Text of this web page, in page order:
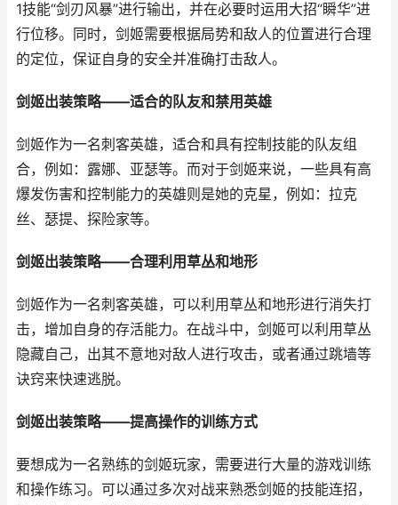
1技能“剑刃风暴”进行输出，并在必要时运用大招“瞬华”进
行位移。同时，剑姬需要根据局势和敌人的位置进行合理
的定位，保证自身的安全并准确打击敌人。
剑姬出装策略——适合的队友和禁用英雄
剑姬作为一名刺客英雄，适合和具有控制技能的队友组
合，例如：露娜、亚瑟等。而对于剑姬来说，一些具有高
爆发伤害和控制能力的英雄则是她的克星，例如：拉克
丝、瑟提、探险家等。
剑姬出装策略——合理利用草丛和地形
剑姬作为一名刺客英雄，可以利用草丛和地形进行消失打
击，增加自身的存活能力。在战斗中，剑姬可以利用草丛
隐藏自己，出其不意地对敌人进行攻击，或者通过跳墙等
诀窍来快速逃脱。
剑姬出装策略——提高操作的训练方式
要想成为一名熟练的剑姬玩家，需要进行大量的游戏训练
和操作练习。可以通过多次对战来熟悉剑姬的技能连招，